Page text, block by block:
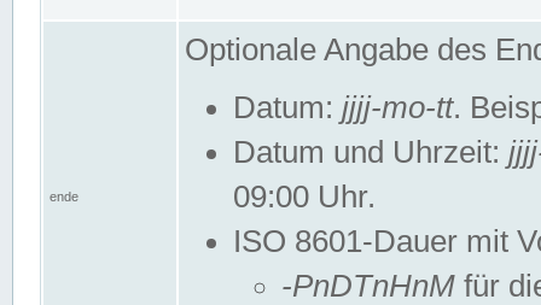
ende
Optionale Angabe des
Datum: jjjj-mo-tt.
Datum und Uhrzeit:
09:00 Uhr.
ISO 8601-Dauer mit
-PnDTnHnM für